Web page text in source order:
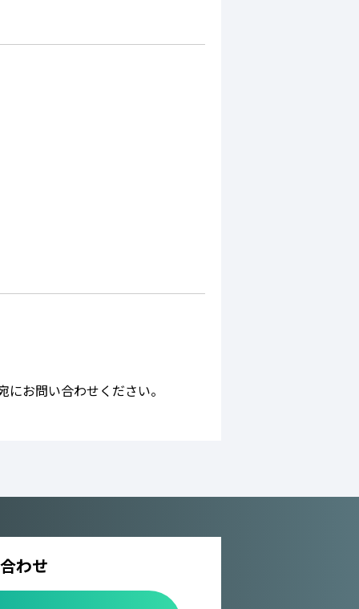
にお問い合わせください。
わせ